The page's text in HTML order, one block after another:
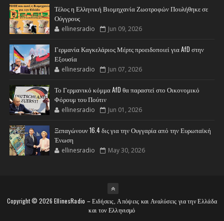
Τέλος η Ελληνική Βιομηχανία Ζωοτροφών Πουλήθηκε σε
Ούγγρους
ellinesradio Jun 09, 2026
Γερμανία Καγκελάριος Μέρτς προειδοποιεί για AfD στην
Εξουσία
ellinesradio Jun 07, 2026
Το Γερμανικό κόμμα AfD θα παραστεί στο Οικονομικό
Φόρουμ του Πούτιν
ellinesradio Jun 01, 2026
Ξεπαγώνουν 16.4 δις για την Ουγγαρία από την Ευρωπαϊκή
Ένωση
ellinesradio May 30, 2026
Copyright © 2026 EllinesRadio – Ειδήσεις, Απόψεις και Αναλύσεις για την Ελλάδα
και τον Ελληνισμό